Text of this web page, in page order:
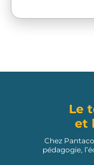
Le
et
Chez
pédagogie,